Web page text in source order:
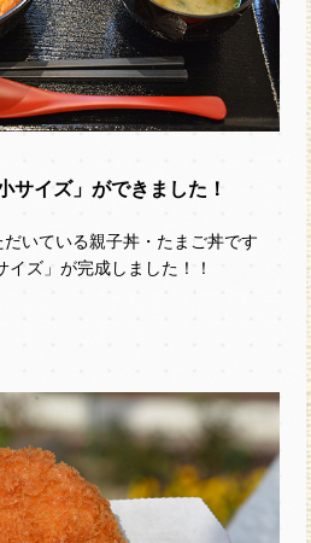
サイズ」ができました！
いている親子丼・たまご丼です
ズ」が完成しました！！